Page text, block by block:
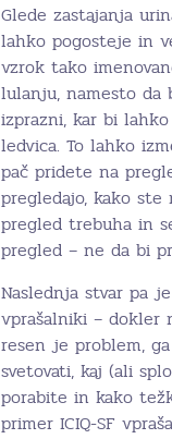
Glede zastajanja
lahko pogosteje in
vzrok tako
lulanju, namesto
izprazni, kar bi
ledvica. To lahko
pač pridete na
pregledajo, kako
pregled trebuha in
pregled – ne da bi
Naslednja stvar pa
vprašalniki – dokler
resen je problem,
svetovati, kaj (ali
porabite in kako
primer ICIQ-SF